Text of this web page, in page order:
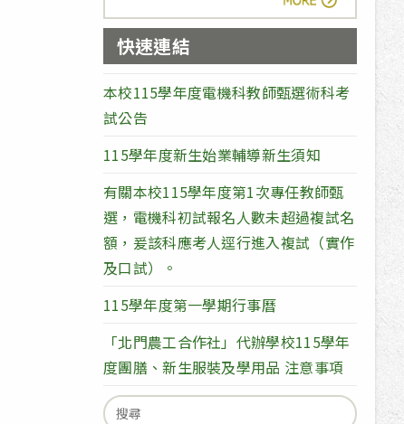
快速連結
本校115學年度電機科教師甄選術科考
試公告
115學年度新生始業輔導新生須知
有關本校115學年度第1次專任教師甄
選，電機科初試報名人數未超過複試名
額，爰該科應考人逕行進入複試（實作
及口試）。
115學年度第一學期行事曆
「北門農工合作社」代辦學校115學年
度團膳、新生服裝及學用品 注意事項
Search